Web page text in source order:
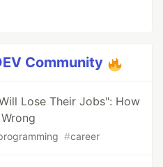
Community
Lose Their Jobs": How
#career